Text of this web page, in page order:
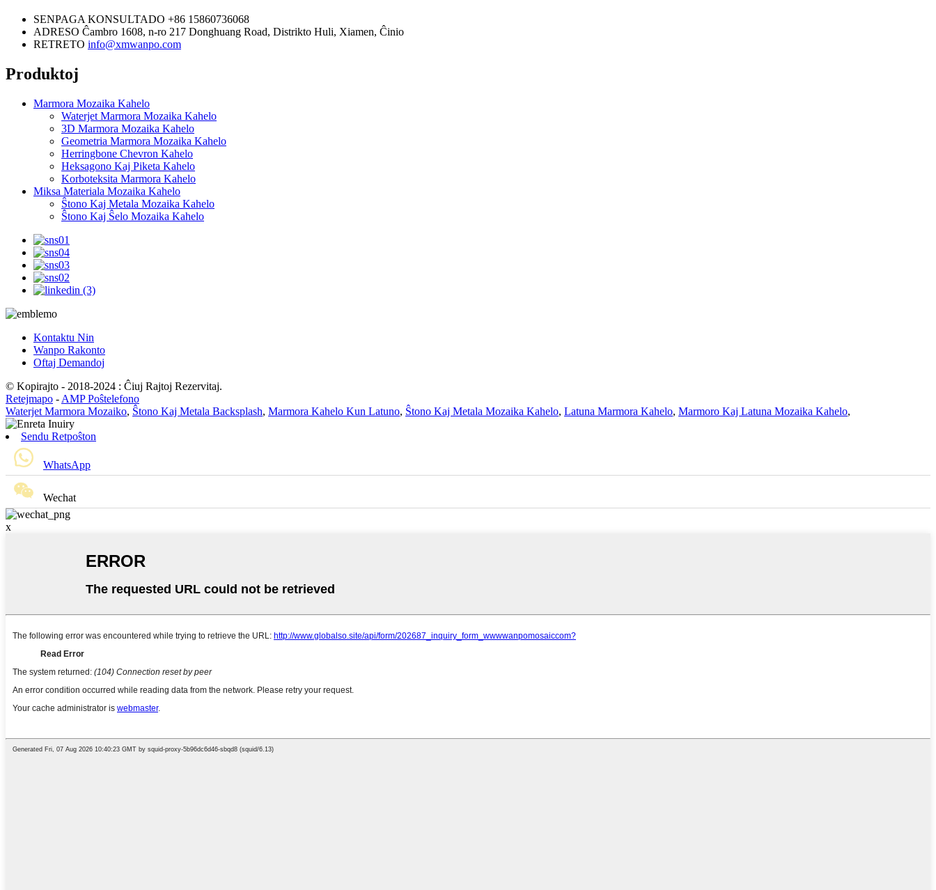
SENPAGA KONSULTADO +86 15860736068
ADRESO Ĉambro 1608, n-ro 217 Donghuang Road, Distrikto Huli, Xiamen, Ĉinio
RETRETO info@xmwanpo.com
Produktoj
Marmora Mozaika Kahelo
Waterjet Marmora Mozaika Kahelo
3D Marmora Mozaika Kahelo
Geometria Marmora Mozaika Kahelo
Herringbone Chevron Kahelo
Heksagono Kaj Piketa Kahelo
Korboteksita Marmora Kahelo
Miksa Materiala Mozaika Kahelo
Ŝtono Kaj Metala Mozaika Kahelo
Ŝtono Kaj Ŝelo Mozaika Kahelo
Kontaktu Nin
Wanpo Rakonto
Oftaj Demandoj
© Kopirajto - 2018-2024 : Ĉiuj Rajtoj Rezervitaj.
Retejmapo - AMP Poŝtelefono
Waterjet Marmora Mozaiko, Ŝtono Kaj Metala Backsplash, Marmora Kahelo Kun Latuno, Ŝtono Kaj Metala Mozaika Kahelo, Latuna Marmora Kahelo, Marmoro Kaj Latuna Mozaika Kahelo,
Sendu Retpoŝton
WhatsApp
Wechat
x